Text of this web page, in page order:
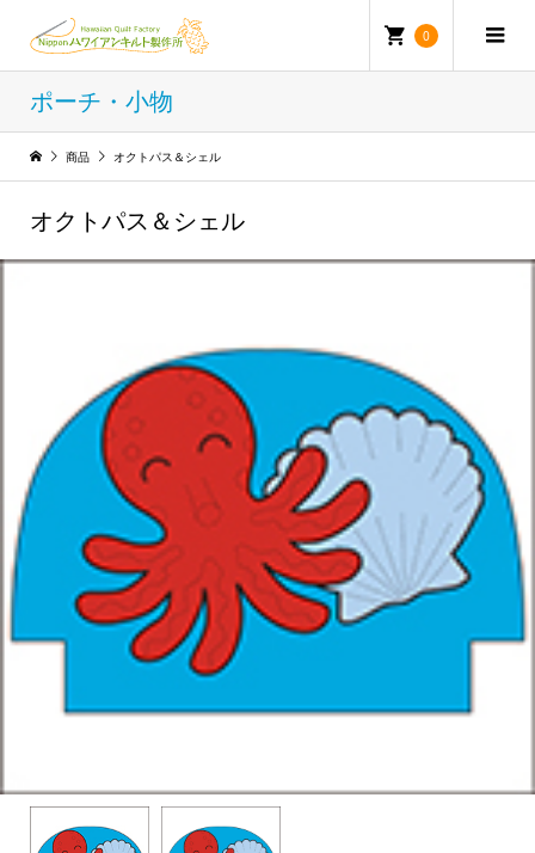
0
ポーチ・小物
商品 オクトパス＆シェル
オクトパス＆シェル